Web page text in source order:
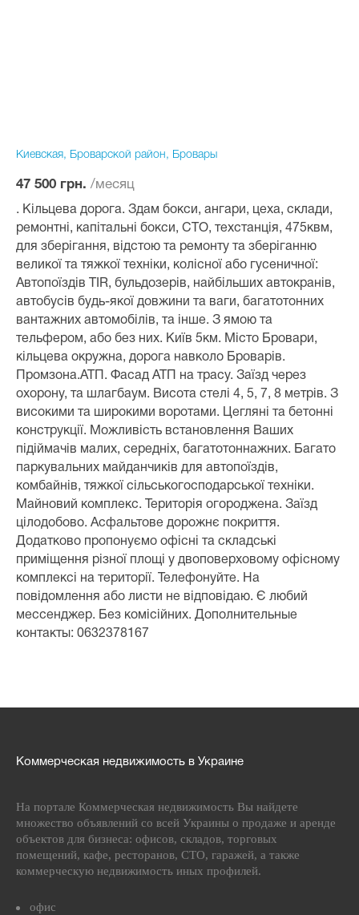
Киевская, Броварской район, Бровары
47 500 грн. /месяц
. Кільцева дорога. Здам бокси, ангари, цеха, склади,
ремонтні, капітальні бокси, СТО, техстанція, 475квм,
для зберігання, відстою та ремонту та зберіганню
великої та тяжкої техніки, колісної або гусеничної:
Автопоїздів TIR, бульдозерів, найбільших автокранів,
автобусів будь-якої довжини та ваги, багатотонних
вантажних автомобілів, та інше. З ямою та
тельфером, або без них. Київ 5км. Місто Бровари,
кільцева окружна, дорога навколо Броварів.
Промзона.АТП. Фасад АТП на трасу. Заїзд через
охорону, та шлагбаум. Висота стелі 4, 5, 7, 8 метрів. З
високими та широкими воротами. Цегляні та бетонні
конструкції. Можливість встановлення Ваших
підіймачів малих, середніх, багатотоннажних. Багато
паркувальних майданчиків для автопоїздів,
комбайнів, тяжкої сільськогосподарської техніки.
Майновий комплекс. Територія огороджена. Заїзд
цілодобово. Асфальтове дорожнє покриття.
Додатково пропонуємо офісні та складські
приміщення різної площі у двоповерховому офісному
комплексі на території. Телефонуйте. На
повідомлення або листи не відповідаю. Є любий
мессенджер. Без комісійних. Дополнительные
контакты: 0632378167
Коммерческая недвижимость в Украине
На портале Коммерческая недвижимость Вы найдете
множество объявлений со всей Украины о продаже и аренде
объектов для бизнеса: офисов, складов, торговых
помещений, кафе, ресторанов, СТО, гаражей, а также
коммерческую недвижимость иных профилей.
офис